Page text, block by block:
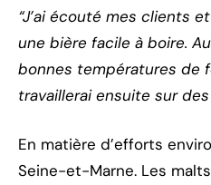
“J’ai écouté mes clients
une bière facile à boire.
bonnes températures de
travaillerai ensuite sur
En matière d’efforts
Seine-et-Marne. Les